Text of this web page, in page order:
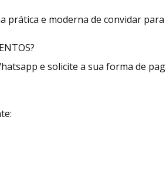
prática e moderna de convidar
e solicite a sua forma de